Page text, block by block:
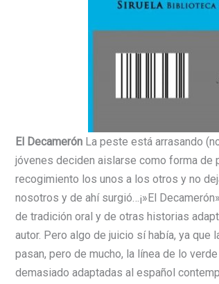
El Decamerón La peste está arrasando
jóvenes deciden aislarse como forma de
recogimiento los unos a los otros y no
nosotros y de ahí surgió…¡»El
de tradición oral y de otras historias
autor. Pero algo de juicio sí había, ya que
pasan, pero de mucho, la línea de lo
demasiado adaptadas al español